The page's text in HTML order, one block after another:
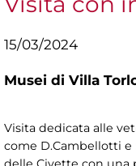
15/03/2024
Musei di Villa
Visita dedicata alle
come D.Cambellotti e